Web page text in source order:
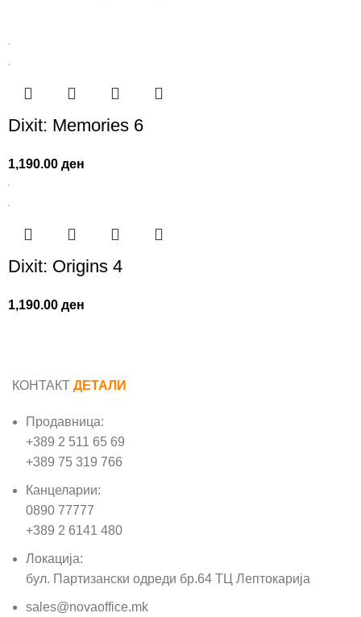
Dixit: Memories 6
1,190.00ден
Dixit: Origins 4
1,190.00ден
КОНТАКТ ДЕТАЛИ
Продавница:
+389 2 511 65 69
+389 75 319 766
Канцеларии:
0890 77777
+389 2 6141 480
Локација:
бул. Партизански одреди бр.64 ТЦ Лептокарија
sales@novaoffice.mk